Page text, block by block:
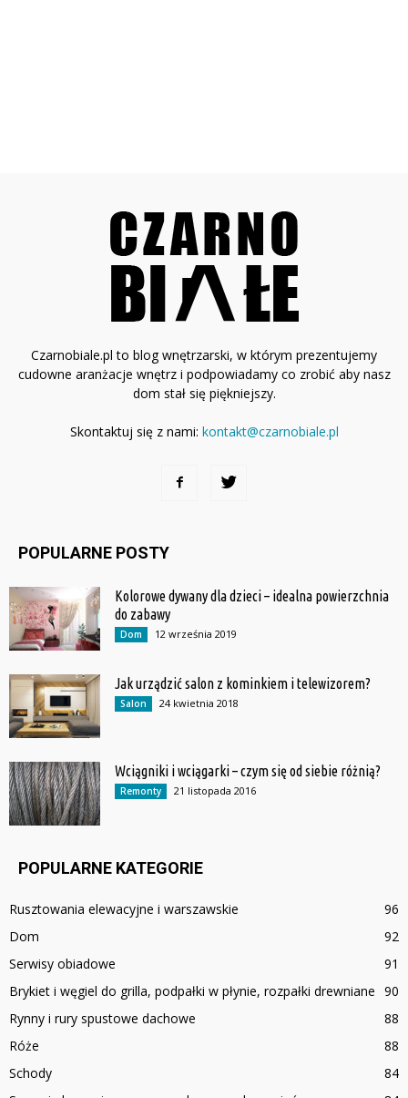
Czarnobiale.pl to blog wnętrzarski, w którym prezentujemy
cudowne aranżacje wnętrz i podpowiadamy co zrobić aby nasz
dom stał się piękniejszy.
Skontaktuj się z nami: kontakt@czarnobiale.pl
POPULARNE POSTY
Kolorowe dywany dla dzieci – idealna powierzchnia
do zabawy
Dom 12 września 2019
Jak urządzić salon z kominkiem i telewizorem?
Salon 24 kwietnia 2018
Wciągniki i wciągarki – czym się od siebie różnią?
Remonty 21 listopada 2016
POPULARNE KATEGORIE
Rusztowania elewacyjne i warszawskie
96
Dom
92
Serwisy obiadowe
91
Brykiet i węgiel do grilla, podpałki w płynie, rozpałki drewniane 90
Rynny i rury spustowe dachowe
88
Róże
88
Schody
84